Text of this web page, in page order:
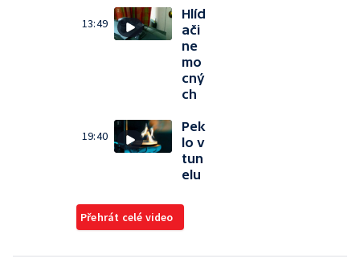
13:49
Hlíd
ači
ne
mo
cný
ch
19:40
Pek
lo v
tun
elu
Přehrát celé video